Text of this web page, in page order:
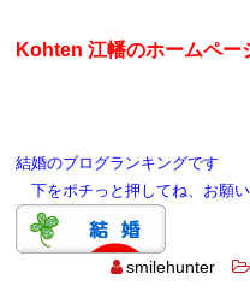
Kohten 江幡のホームペー
結婚のブログランキングです
下をポチっと押してね、お願
smilehunter